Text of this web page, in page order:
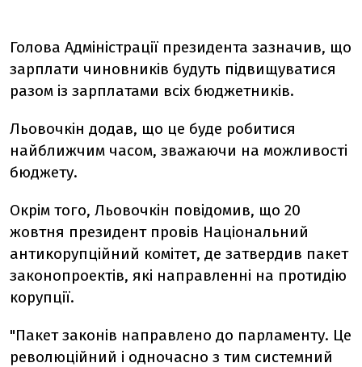
Голова Адміністрації президента зазначив, що
зарплати чиновників будуть підвищуватися
разом із зарплатами всіх бюджетників.
Льовочкін додав, що це буде робитися
найближчим часом, зважаючи на можливості
бюджету.
Окрім того, Льовочкін повідомив, що 20
жовтня президент провів Національний
антикорупційний комітет, де затвердив пакет
законопроектів, які направленні на протидію
корупції.
"Пакет законів направлено до парламенту. Це
революційний і одночасно з тим системний